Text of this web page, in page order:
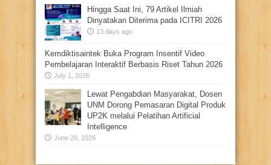
Hingga Saat Ini, 79 Artikel Ilmiah
Dinyatakan Diterima pada ICITRI 2026
13 days ago
Kemdiktisaintek Buka Program Insentif Video
Pembelajaran Interaktif Berbasis Riset Tahun 2026
July 1, 2026
Lewat Pengabdian Masyarakat, Dosen
UNM Dorong Pemasaran Digital Produk
UP2K melalui Pelatihan Artificial
Intelligence
June 29, 2026